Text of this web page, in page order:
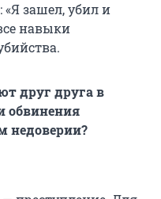
«Я зашел, убил и
навыки
друг друга в
обвинения
недоверии?